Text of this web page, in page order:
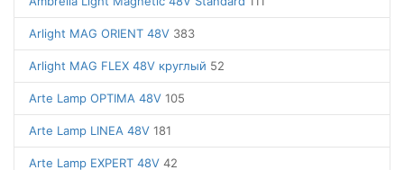
Arlight MAG ORIENT 48V 383
Arlight MAG FLEX 48V круглый 52
Arte Lamp OPTIMA 48V 105
Arte Lamp LINEA 48V 181
Arte Lamp EXPERT 48V 42